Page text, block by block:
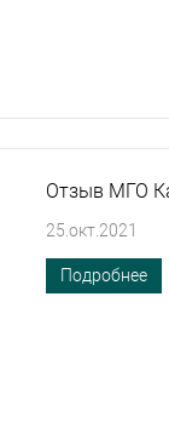
Отзыв МГО
25.окт.2021
Подробнее